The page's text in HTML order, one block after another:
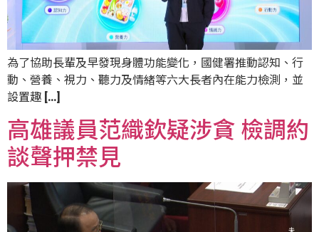
為了協助長輩及早發現身體功能變化，國健署推動認知、行
動、營養、視力、聽力及情緒等六大長者內在能力檢測，並
設置趣 […]
高雄議員范織欽疑涉貪 檢調約
談聲押禁見